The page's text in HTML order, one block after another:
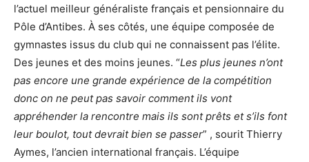
l’actuel meilleur généraliste français et pensionnaire du
Pôle d’Antibes. À ses côtés, une équipe composée de
gymnastes issus du club qui ne connaissent pas l’élite.
Des jeunes et des moins jeunes. “Les plus jeunes n’ont
pas encore une grande expérience de la compétition
donc on ne peut pas savoir comment ils vont
appréhender la rencontre mais ils sont prêts et s’ils font
leur boulot, tout devrait bien se passer” , sourit Thierry
Aymes, l’ancien international français. L’équipe